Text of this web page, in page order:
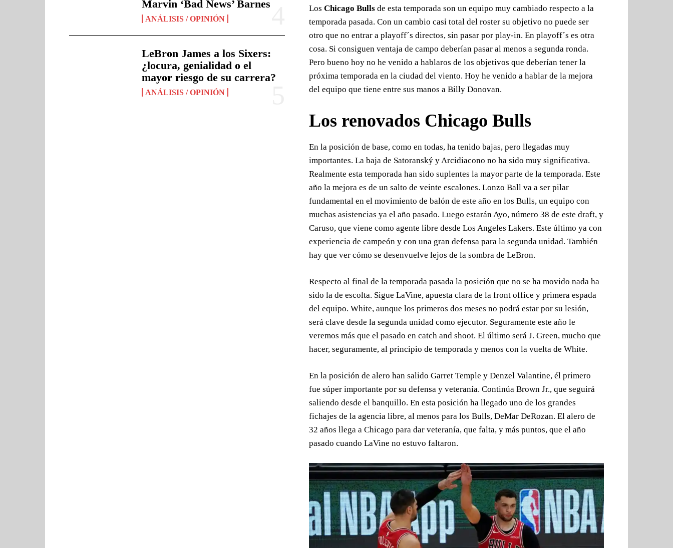
Marvin ‘Bad News’ Barnes
ANÁLISIS / OPINIÓN
LeBron James a los Sixers:
¿locura, genialidad o el
mayor riesgo de su carrera?
ANÁLISIS / OPINIÓN
Los Chicago Bullsde esta temporada son un equipo muy cambiado respecto a la
temporada pasada. Con un cambio casi total del roster su objetivo no puede ser
otro que no entrar a playoff´s directos, sin pasar por play-in. En playoff´s es otra
cosa. Si consiguen ventaja de campo deberían pasar al menos a segunda ronda.
Pero bueno hoy no he venido a hablaros de los objetivos que deberían tener la
próxima temporada en la ciudad del viento. Hoy he venido a hablar de la mejora
del equipo que tiene entre sus manos a Billy Donovan.
Los renovados Chicago Bulls
En la posición de base, como en todas, ha tenido bajas, pero llegadas muy
importantes. La baja de Satoranský y Arcidiacono no ha sido muy significativa.
Realmente esta temporada han sido suplentes la mayor parte de la temporada. Este
año la mejora es de un salto de veinte escalones. Lonzo Ball va a ser pilar
fundamental en el movimiento de balón de este año en los Bulls, un equipo con
muchas asistencias ya el año pasado. Luego estarán Ayo, número 38 de este draft, y
Caruso, que viene como agente libre desde Los Angeles Lakers. Este último ya con
experiencia de campeón y con una gran defensa para la segunda unidad. También
hay que ver cómo se desenvuelve lejos de la sombra de LeBron.
Respecto al final de la temporada pasada la posición que no se ha movido nada ha
sido la de escolta. Sigue LaVine, apuesta clara de la front office y primera espada
del equipo. White, aunque los primeros dos meses no podrá estar por su lesión,
será clave desde la segunda unidad como ejecutor. Seguramente este año le
veremos más que el pasado en catch and shoot. El último será J. Green, mucho que
hacer, seguramente, al principio de temporada y menos con la vuelta de White.
En la posición de alero han salido Garret Temple y Denzel Valantine, él primero
fue súper importante por su defensa y veteranía. Continúa Brown Jr., que seguirá
saliendo desde el banquillo. En esta posición ha llegado uno de los grandes
fichajes de la agencia libre, al menos para los Bulls, DeMar DeRozan. El alero de
32 años llega a Chicago para dar veteranía, que falta, y más puntos, que el año
pasado cuando LaVine no estuvo faltaron.